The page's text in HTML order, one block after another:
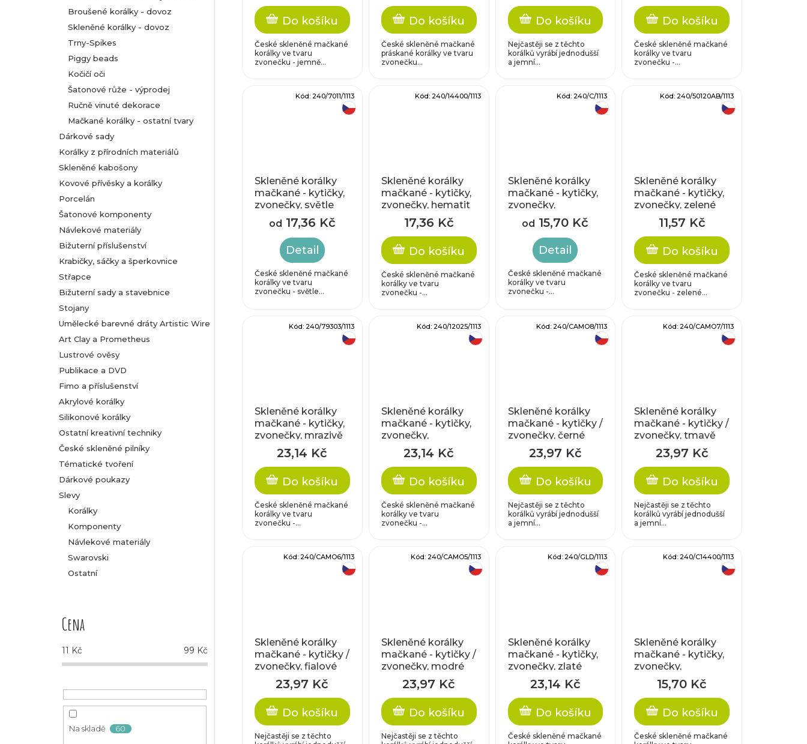
Broušené korálky - dovoz
Skleněné korálky - dovoz
Trny-Spikes
Piggy beads
Kočičí oči
Šatonové růže - výprodej
Ručně vinuté dekorace
Mačkané korálky - ostatní tvary
Dárkové sady
Korálky z přírodních materiálů
Skleněné kabošony
Kovové přívěsky a korálky
Porcelán
Šatonové komponenty
Návlekové materiály
Bižuterní příslušenství
Krabičky, sáčky a šperkovnice
Střapce
Bižuterní sady a stavebnice
Stojany
Umělecké barevné dráty Artistic Wire
Art Clay a Prometheus
Lustrové ověsy
Publikace a DVD
Fimo a příslušenství
Akrylové korálky
Silikonové korálky
Ostatní kreativní techniky
České skleněné pilníky
Tématické tvoření
Dárkové poukazy
Slevy
Korálky
Komponenty
Návlekové materiály
Swarovski
Ostatní
Cena
11 Kč 99 Kč
Na skladě 60
Do košíku
České skleněné mačkané
korálky ve tvaru
zvonečku - jemně...
Do košíku
České skleněné mačkané
práskané korálky ve tvaru
zvonečku...
Do košíku
Nejčastěji se z těchto
korálků vyrábí jednodušší
a jemní...
Do košíku
České skleněné mačkané
korálky ve tvaru
zvonečku -...
Skleněné korálky
mačkané - kytičky,
zvonečky, světle
růžové
od 17,36 Kč
Detail
České skleněné mačkané
korálky ve tvaru
zvonečku - světle...
Kód: 240/7011/1113
Skleněné korálky
mačkané - kytičky,
zvonečky, hematit
17,36 Kč
Do košíku
České skleněné mačkané
korálky ve tvaru
zvonečku -...
Kód: 240/14400/1113
Skleněné korálky
mačkané - kytičky,
zvonečky,
krystalové
od 15,70 Kč
Detail
České skleněné mačkané
korálky ve tvaru
zvonečku -...
Kód:240/C/1113
Skleněné korálky
mačkané - kytičky,
zvonečky, zelené
11,57 Kč
Do košíku
České skleněné mačkané
korálky ve tvaru
zvonečku - zelené...
Kód: 240/50120AB/1113
Skleněné korálky
mačkané - kytičky,
zvonečky, mrazivě
23,14 Kč
Do košíku
České skleněné mačkané
korálky ve tvaru
zvonečku -...
Kód: 240/79303/1113
Skleněné korálky
mačkané - kytičky,
zvonečky,
voskované bílé
23,14 Kč
Do košíku
České skleněné mačkané
korálky ve tvaru
zvonečku -...
Kód: 240/12025/1113
Skleněné korálky
mačkané - kytičky /
zvonečky, černé
strakaté
23,97 Kč
Do košíku
Nejčastěji se z těchto
korálků vyrábí jednodušší
a jemní...
Kód:240/CAMO8/1113
Skleněné korálky
mačkané - kytičky /
zvonečky, tmavě
tyrkysové strakaté
23,97 Kč
Do košíku
Nejčastěji se z těchto
korálků vyrábí jednodušší
a jemní...
Kód: 240/CAMO7/1113
Skleněné korálky
mačkané - kytičky /
zvonečky, fialové
strakaté
23,97 Kč
Do košíku
Nejčastěji se z těchto
Kód: 240/CAMO6/1113
Skleněné korálky
mačkané - kytičky /
zvonečky, modré
strakaté
23,97 Kč
Do košíku
Nejčastěji se z těchto
Kód: 240/CAMO5/1113
Skleněné korálky
mačkané - kytičky,
zvonečky, zlaté
23,14 Kč
Do košíku
České skleněné mačkané
Kód:240/GLD/1113
Skleněné korálky
mačkané - kytičky,
zvonečky,
krystal/hematit
15,70 Kč
Do košíku
České skleněné mačkané
Kód: 240/C14400/1113